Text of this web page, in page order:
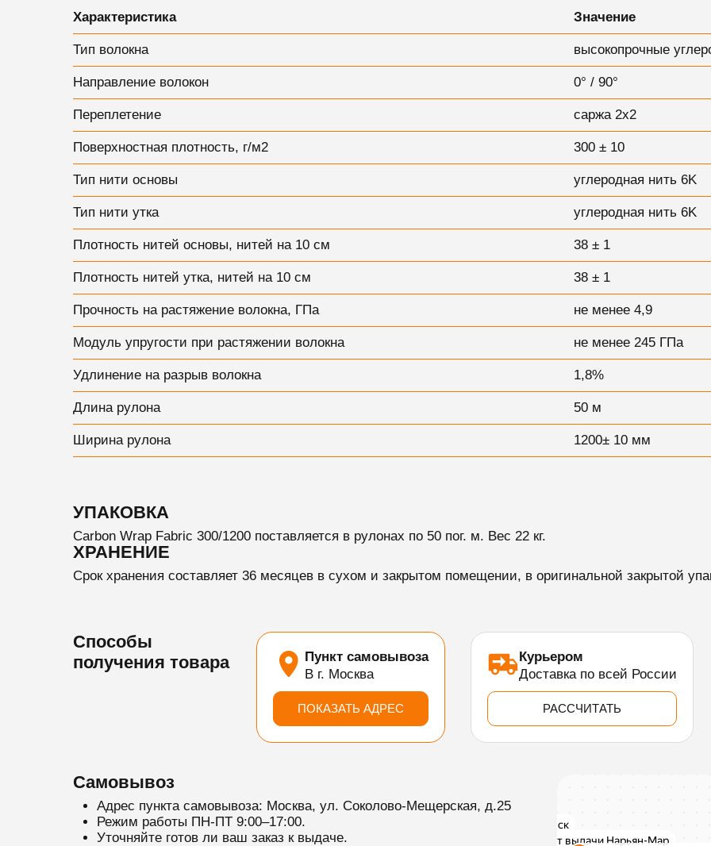
Характеристика Значение
Тип волокна высокопрочные
Направление волокон 0° / 90°
Переплетение саржа 2х2
Поверхностная плотность, г/м2 300 ± 10
Тип нити основы углеродная нить 6K
Тип нити утка углеродная нить 6K
Плотность нитей основы, нитей на 10 см 38 ± 1
Плотность нитей утка, нитей на 10 см 38 ± 1
Прочность на растяжение волокна, ГПа не менее 4,9
Модуль упругости при растяжении волокна не менее 245 ГПа
Удлинение на разрыв волокна 1,8%
Длина рулона 50 м
Ширина рулона 1200± 10 мм
УПАКОВКА
Carbon Wrap Fabric 300/1200 поставляется в рулонах по 50 пог. м. Вес 22 кг.
ХРАНЕНИЕ
Срок хранения составляет 36 месяцев в сухом и закрытом помещении, в оригинальной закрытой
Способы
получения товара
Пункт самовывоза
В г. Москва
ПОКАЗАТЬ АДРЕС
Курьером
Доставка по всей России
РАССЧИТАТЬ
Самовывоз
Адрес пункта самовывоза: Москва, ул. Соколово-Мещерская, д.25
Режим работы ПН-ПТ 9:00–17:00.
Уточняйте готов ли ваш заказ к выдаче.